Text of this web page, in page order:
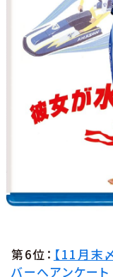
第6位： 【11月末
バーへアンケー